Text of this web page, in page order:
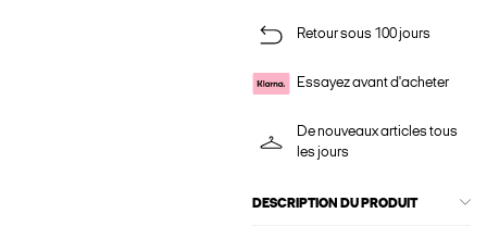
Retour sous 100 jours
Essayez avant d'acheter
De nouveaux articles tous
les jours
DESCRIPTION DU PRODUIT